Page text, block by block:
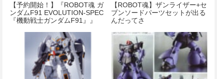
【予約開始！】『ROBOT魂 ガ
ンダムF91 EVOLUTION-SPEC
『機動戦士ガンダムF91』』
【ROBOT魂】ザンライザー+セ
ブンソードパーツセットが出る
んだってさ